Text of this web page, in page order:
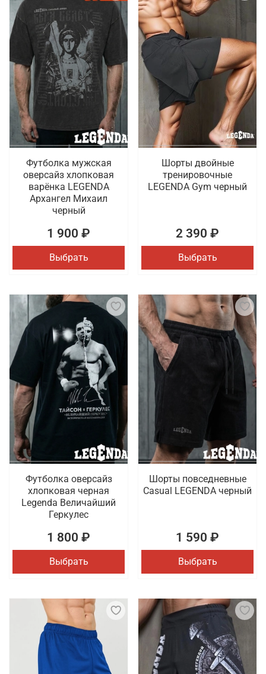
Футболка мужская
оверсайз хлопковая
варёнка LEGENDA
Архангел Михаил
черный
1 900 ₽
Выбрать
Шорты двойные
тренировочные
LEGENDA Gym черный
2 390 ₽
Выбрать
Футболка оверсайз
хлопковая черная
Legenda Величайший
Геркулес
1 800 ₽
Выбрать
Шорты повседневные
Casual LEGENDA черный
1 590 ₽
Выбрать